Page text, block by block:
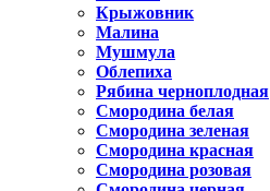
Крыжовник
Малина
Мушмула
Облепиха
Рябина черноплодная
Смородина белая
Смородина зеленая
Смородина красная
Смородина розовая